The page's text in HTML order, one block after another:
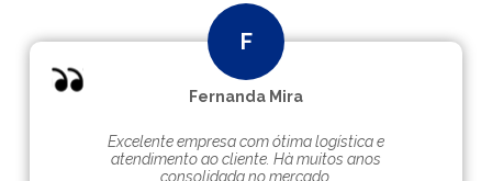
Fernanda Mira
Excelente empresa com ótima logística e
atendimento ao cliente. Hà muitos anos
consolidada no mercado.